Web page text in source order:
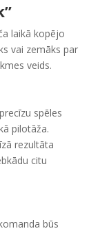
laikā kopējo
vai zemāks par
veids.
spēles
pilotāža.
rezultāta
citu
būs